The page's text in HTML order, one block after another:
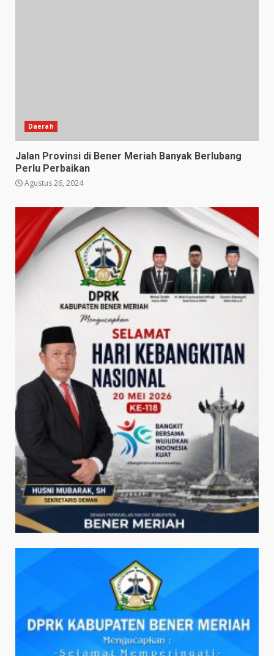
Daerah
Jalan Provinsi di Bener Meriah Banyak Berlubang
Perlu Perbaikan
Agustus 26, 2024